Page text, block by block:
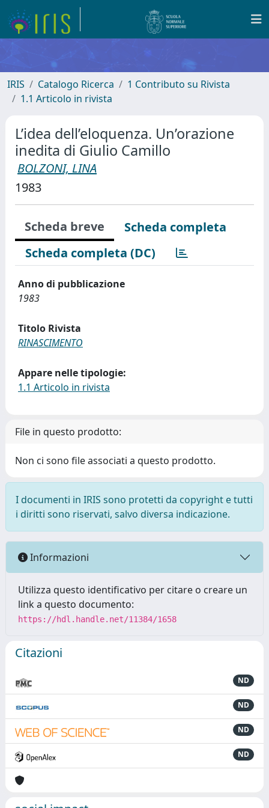
IRIS Catalogo Ricerca
1 Contributo su Rivista
1.1 Articolo in rivista
L’idea dell’eloquenza. Un’orazione
inedita di Giulio Camillo
BOLZONI, LINA
1983
Scheda breve
Scheda completa
Scheda completa (DC)
Anno di pubblicazione
1983
Titolo Rivista
RINASCIMENTO
Appare nelle tipologie:
1.1 Articolo in rivista
File in questo prodotto:
Non ci sono file associati a questo prodotto.
I documenti in IRIS sono protetti da copyright e tutti
i diritti sono riservati, salvo diversa indicazione.
Informazioni
Utilizza questo identificativo per citare o creare un
link a questo documento:
https://hdl.handle.net/11384/1658
Citazioni
ND
ND
ND
ND